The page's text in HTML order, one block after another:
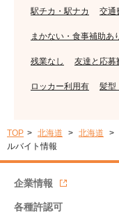
駅チカ・駅ナカ 交通
まかない・食事補助あ
残業なし 友達と応募
ロッカー利用有 髪型
TOP 北海道 北海道
ルバイト情報
企業情報
各種許認可